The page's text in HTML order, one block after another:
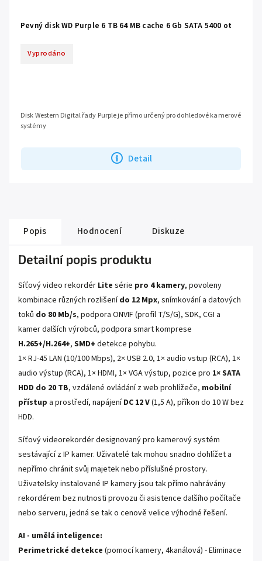
Pevný disk WD Purple 6 TB 64 MB cache 6 Gb SATA 5400 ot
Vyprodáno
Detail
Disk Western Digital řady Purple je přímo určený pro dohledové kamerové
systémy
Popis Hodnocení Diskuze
Detailní popis produktu
Síťový video rekordér Lite série pro 4 kamery, povoleny
kombinace různých rozlišenído 12 Mpx, snímkování a datových
toků do 80 Mb/s, podpora ONVIF (profil T/S/G), SDK, CGI a
kamer dalších výrobců, podpora smart komprese
H.265+/H.264+, SMD+ detekce pohybu.
1× RJ-45 LAN (10/100 Mbps), 2× USB 2.0, 1× audio vstup (RCA), 1×
audio výstup (RCA), 1× HDMI, 1× VGA výstup, pozice pro 1× SATA
HDD do 20 TB, vzdálené ovládání z web prohlížeče, mobilní
přístup a prostředí, napájeníDC 12 V(1,5 A), příkon do 10 W bez
HDD.
Síťový videorekordér designovaný pro kamerový systém
sestávající z IP kamer. Uživatelé tak mohou snadno dohlížet a
nepřímo chránit svůj majetek nebo příslušné prostory.
Uživatelsky instalované IP kamery jsou tak přímo nahrávány
rekordérem bez nutnosti provozu či asistence dalšího počítače
nebo serveru, jedná se tak o cenově velice výhodné řešení.
AI - umělá inteligence:
Perimetrické detekce (pomocí kamery, 4kanálová) - Eliminace